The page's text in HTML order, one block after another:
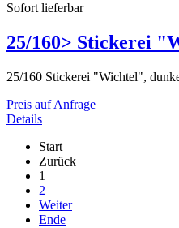
Sofort lieferbar
25/160> Stickerei
25/160 Stickerei "Wichtel",
Preis auf Anfrage
Details
Start
Zurück
1
2
Weiter
Ende